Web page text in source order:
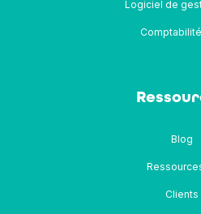
Logiciel de
Comptabilité
Blog
Clients